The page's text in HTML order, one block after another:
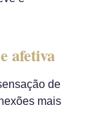
afetiva
de
mais